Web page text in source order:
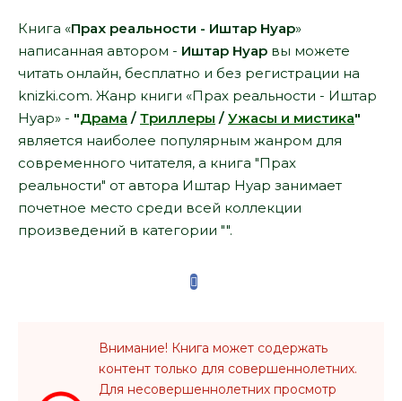
Книга «Прах реальности - Иштар Нуар»
написанная автором - Иштар Нуар вы можете
читать онлайн, бесплатно и без регистрации на
knizki.com. Жанр книги «Прах реальности - Иштар
Нуар» - "Драма / Триллеры / Ужасы и мистика"
является наиболее популярным жанром для
современного читателя, а книга "Прах
реальности" от автора Иштар Нуар занимает
почетное место среди всей коллекции
произведений в категории "".
Внимание! Книга может содержать
контент только для совершеннолетних.
Для несовершеннолетних просмотр